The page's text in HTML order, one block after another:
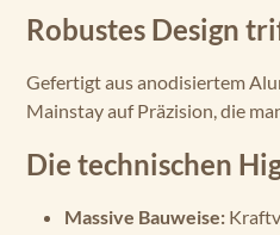
Robustes Design
Gefertigt aus anodisiertem
Mainstay auf Präzision, die
Die technischen
Massive Bauweise: